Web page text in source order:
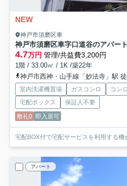
NEW
神戸市須磨区車
神戸市須磨区車字口道谷のアパート
4.7万円 管理/共益費3,200円
1階 / 33.00㎡ / 1K /築22年
神戸市西神・山手線「妙法寺」駅
室内洗濯機置場 ガスコンロ コン
宅配ボックス
保証人不要
敷礼0 即入居可
宅配BOX付で宅配サービスを利用する機
アパート